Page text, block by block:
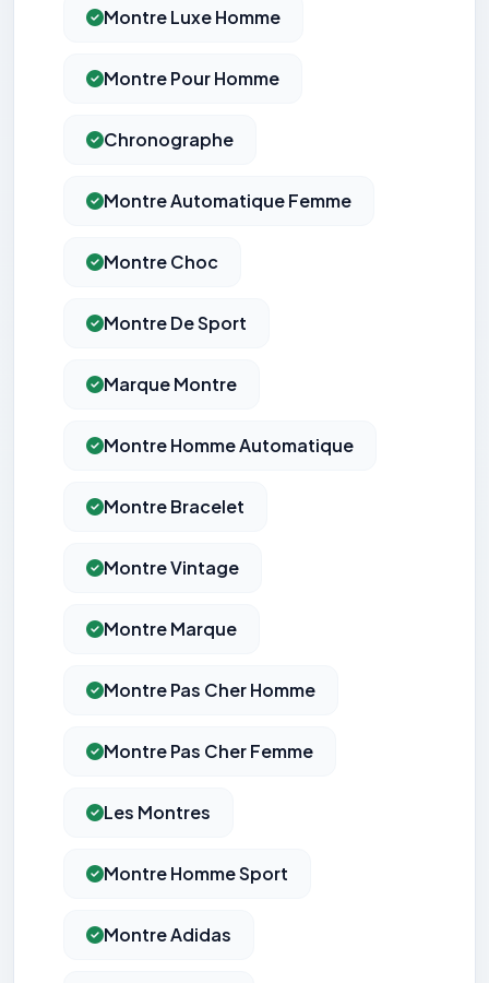
Montre Luxe Homme
Montre Pour Homme
Chronographe
Montre Automatique Femme
Montre Choc
Montre De Sport
Marque Montre
Montre Homme Automatique
Montre Bracelet
Montre Vintage
Montre Marque
Montre Pas Cher Homme
Montre Pas Cher Femme
Les Montres
Montre Homme Sport
Montre Adidas